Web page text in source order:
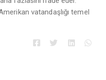
vatandaşlığı temel